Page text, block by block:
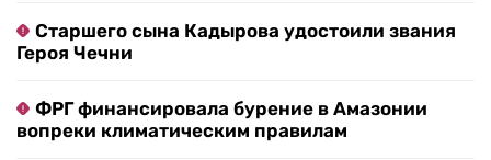
Старшего сына Кадырова удостоили звания
Героя Чечни
ФРГ финансировала бурение в Амазонии
вопреки климатическим правилам